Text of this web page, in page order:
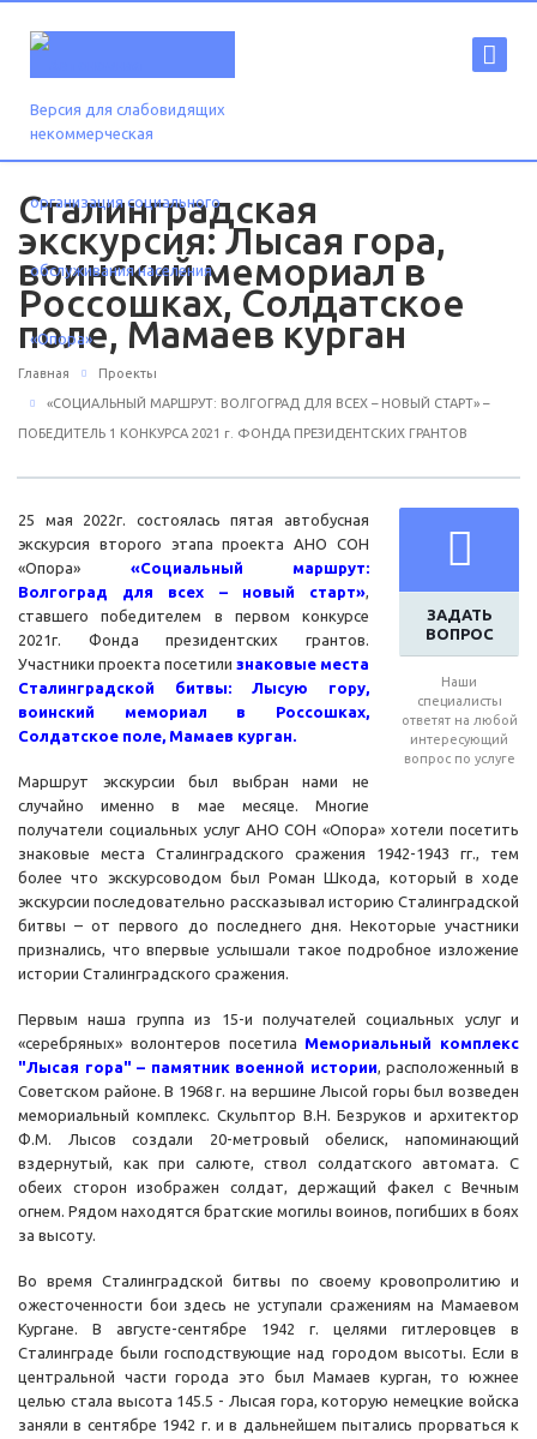
Версия для слабовидящих
Сталинградская
экскурсия: Лысая гора,
воинский мемориал в
Россошках, Солдатское
поле, Мамаев курган
Главная Проекты
«СОЦИАЛЬНЫЙ МАРШРУТ: ВОЛГОГРАД ДЛЯ ВСЕХ – НОВЫЙ СТАРТ» –
ПОБЕДИТЕЛЬ 1 КОНКУРСА 2021 г. ФОНДА ПРЕЗИДЕНТСКИХ ГРАНТОВ
ЗАДАТЬ
ВОПРОС
Наши
специалисты
ответят на любой
интересующий
вопрос по услуге
25 мая 2022г. состоялась пятая автобусная
экскурсия второго этапа проекта АНО СОН
«Опора» «Социальный маршрут:
Волгоград для всех – новый старт»,
ставшего победителем в первом конкурсе
2021г. Фонда президентских грантов.
Участники проекта посетили знаковые места
Сталинградской битвы: Лысую гору,
воинский мемориал в Россошках,
Солдатское поле, Мамаев курган.
Маршрут экскурсии был выбран нами не
случайно именно в мае месяце. Многие
получатели социальных услуг АНО СОН «Опора» хотели посетить
знаковые места Сталинградского сражения 1942-1943 гг., тем
более что экскурсоводом был Роман Шкода, который в ходе
экскурсии последовательно рассказывал историю Сталинградской
битвы – от первого до последнего дня. Некоторые участники
признались, что впервые услышали такое подробное изложение
истории Сталинградского сражения.
Первым наша группа из 15-и получателей социальных услуг и
«серебряных» волонтеров посетила Мемориальный комплекс
"Лысая гора" – памятник военной истории, расположенный в
Советском районе. В 1968 г. на вершине Лысой горы был возведен
мемориальный комплекс. Скульптор В.Н. Безруков и архитектор
Ф.М. Лысов создали 20-метровый обелиск, напоминающий
вздернутый, как при салюте, ствол солдатского автомата. С
обеих сторон изображен солдат, держащий факел с Вечным
огнем. Рядом находятся братские могилы воинов, погибших в боях
за высоту.
Во время Сталинградской битвы по своему кровопролитию и
ожесточенности бои здесь не уступали сражениям на Мамаевом
Кургане. В августе-сентябре 1942 г. целями гитлеровцев в
Сталинграде были господствующие над городом высоты. Если в
центральной части города это был Мамаев курган, то южнее
целью стала высота 145.5 - Лысая гора, которую немецкие войска
заняли в сентябре 1942 г. и в дальнейшем пытались прорваться к